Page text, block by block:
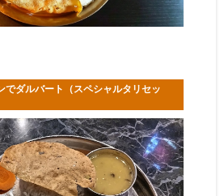
でダルバート（スペシャルタリセッ